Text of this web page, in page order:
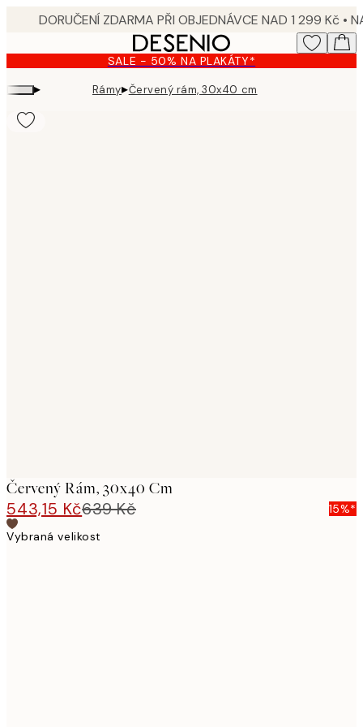
content.
SALE - 50% NA PLAKÁTY*
▸ Rámy▸Červený rám, 30x40 cm
Červený Rám, 30x40 Cm
543,15 Kč639 Kč
15%*
Vybraná velikost